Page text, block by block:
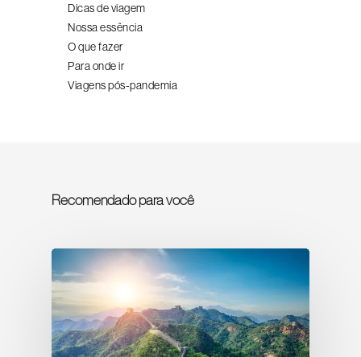
Dicas de viagem
Nossa essência
O que fazer
Para onde ir
Viagens pós-pandemia
Recomendado para você